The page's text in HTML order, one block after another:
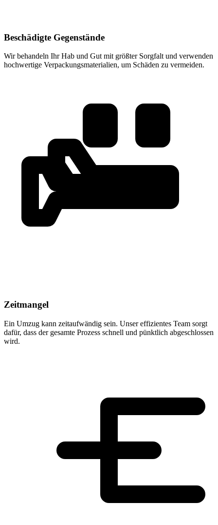
Beschädigte Gegenstände
Wir behandeln Ihr Hab und Gut mit größter Sorgfalt und verwenden
hochwertige Verpackungsmaterialien, um Schäden zu vermeiden.
Zeitmangel
Ein Umzug kann zeitaufwändig sein. Unser effizientes Team sorgt
dafür, dass der gesamte Prozess schnell und pünktlich abgeschlossen
wird.